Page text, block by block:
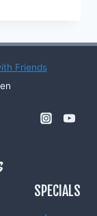
Friends
SPECIALS